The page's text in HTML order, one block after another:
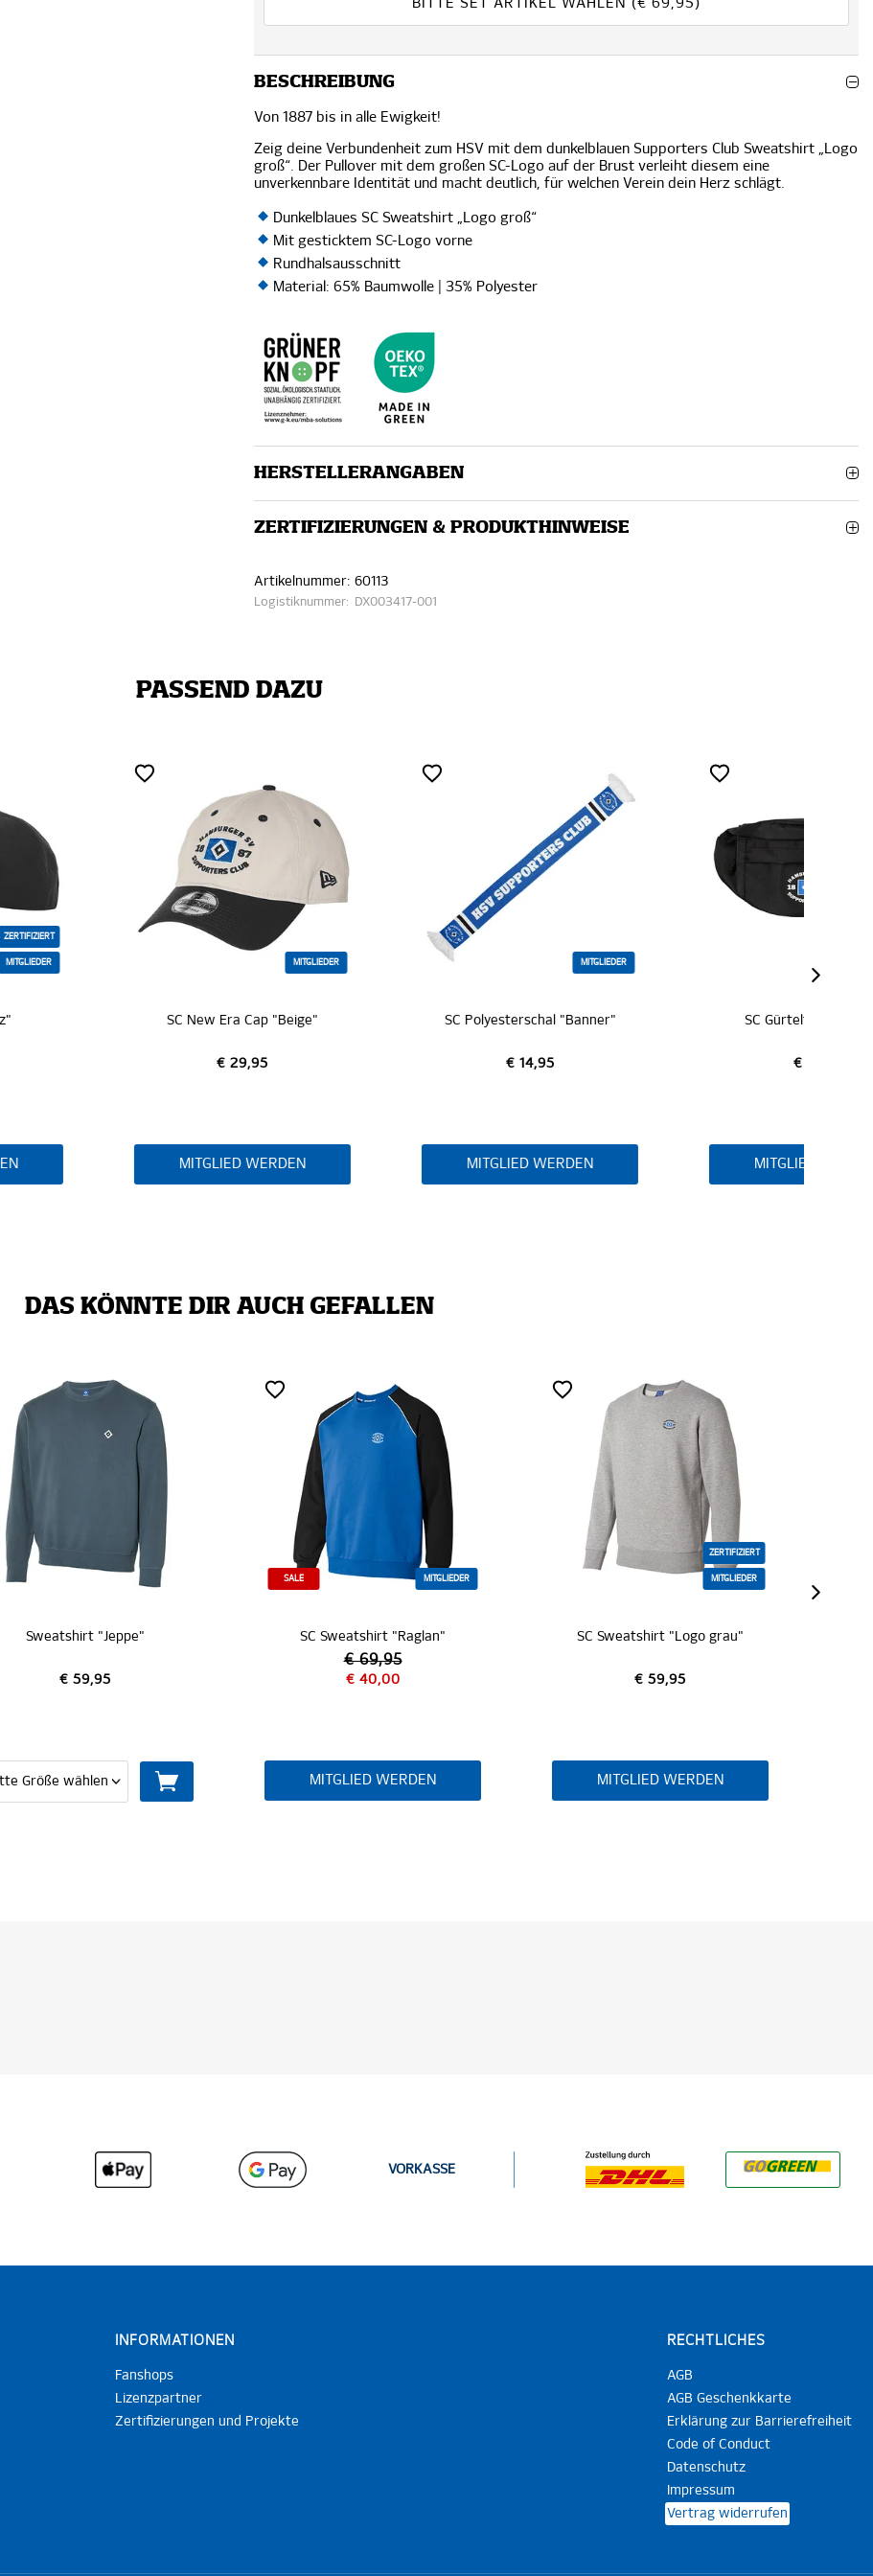
BITTE SET ARTIKEL WÄHLEN (€69,95 )
BESCHREIBUNG
Von 1887 bis in alle Ewigkeit!
Zeig deine Verbundenheit zum HSV mit dem dunkelblauen Supporters Club Sweatshirt „Logo
groß“. Der Pullover mit dem großen SC-Logo auf der Brust verleiht diesem eine
unverkennbare Identität und macht deutlich, für welchen Verein dein Herz schlägt.
Dunkelblaues SC Sweatshirt „Logo groß“
Mit gesticktem SC-Logo vorne
Rundhalsausschnitt
Material: 65% Baumwolle | 35% Polyester
HERSTELLERANGABEN
ZERTIFIZIERUNGEN & PRODUKTHINWEISE
Artikelnummer: 60113
Logistiknummer: DX003417-001
PASSEND DAZU
SC New Era Cap "Beige"
MITGLIEDER
SC Polyesterschal "Banner" SC Gürteltasche "Logo"
DAS KÖNNTE DIR AUCH GEFALLEN
SALE MITGLIEDER
SC Sweatshirt "Raglan"
€ 40,00
MITGLIED WERDEN
ZERTIFIZIERT
MITGLIEDER
SC Sweatshirt "Logo grau"
€ 59,95
MITGLIED WERDEN
ZERTIFIZIERT
Sweatshirt "Arian"
€ 59,95
VORKASSE
INFORMATIONEN
Fanshops
Lizenzpartner
Zertifizierungen und Projekte
RECHTLICHES
AGB
AGB Geschenkkarte
Erklärung zur Barrierefreiheit
Code of Conduct
Datenschutz
Impressum
Vertrag widerrufen